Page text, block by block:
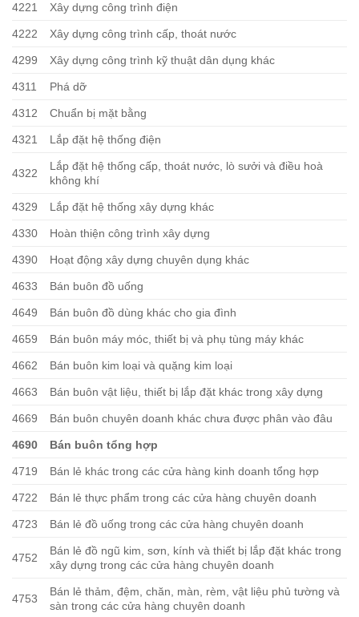
4221 Xây dựng công trình điện
4222 Xây dựng công trình cấp, thoát nước
4299 Xây dựng công trình kỹ thuật dân dụng khác
4311 Phá dỡ
4312 Chuẩn bị mặt bằng
4321 Lắp đặt hệ thống điện
4322
Lắp đặt hệ thống cấp, thoát nước, lò sưởi và điều hoà
không khí
4329 Lắp đặt hệ thống xây dựng khác
4330 Hoàn thiện công trình xây dựng
4390 Hoạt động xây dựng chuyên dụng khác
4633 Bán buôn đồ uống
4649 Bán buôn đồ dùng khác cho gia đình
4659 Bán buôn máy móc, thiết bị và phụ tùng máy khác
4662 Bán buôn kim loại và quặng kim loại
4663 Bán buôn vật liệu, thiết bị lắp đặt khác trong xây dựng
4669 Bán buôn chuyên doanh khác chưa được phân vào đâu
4690 Bán buôn tổng hợp
4719 Bán lẻ khác trong các cửa hàng kinh doanh tổng hợp
4722 Bán lẻ thực phẩm trong các cửa hàng chuyên doanh
4723 Bán lẻ đồ uống trong các cửa hàng chuyên doanh
4752
Bán lẻ đồ ngũ kim, sơn, kính và thiết bị lắp đặt khác trong
xây dựng trong các cửa hàng chuyên doanh
4753
Bán lẻ thảm, đệm, chăn, màn, rèm, vật liệu phủ tường và
sàn trong các cửa hàng chuyên doanh